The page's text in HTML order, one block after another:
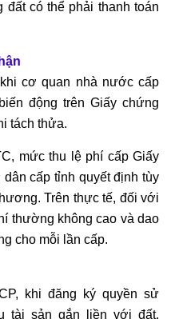
có thể phải thanh toán
cơ quan nhà nước cấp
động trên Giấy chứng
tách thửa.
mức thu lệ phí cấp Giấy
cấp tỉnh quyết định tùy
Trên thực tế, đối với
thường không cao và dao
cho mỗi lần cấp.
khi đăng ký quyền sử
tài sản gắn liền với đất,